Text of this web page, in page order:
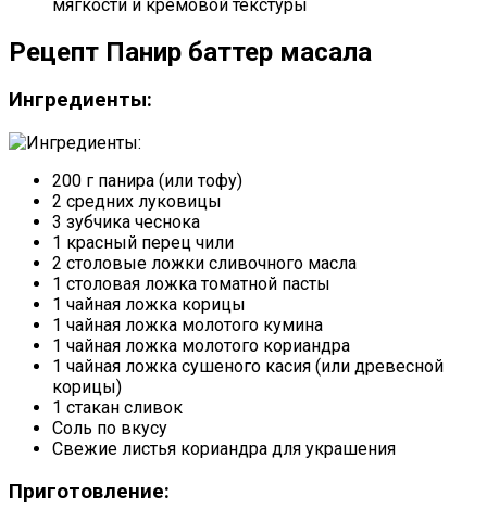
мягкости и кремовой текстуры
Рецепт Панир баттер масала
Ингредиенты:
200 г панира (или тофу)
2 средних луковицы
3 зубчика чеснока
1 красный перец чили
2 столовые ложки сливочного масла
1 столовая ложка томатной пасты
1 чайная ложка корицы
1 чайная ложка молотого кумина
1 чайная ложка молотого кориандра
1 чайная ложка сушеного касия (или древесной
корицы)
1 стакан сливок
Соль по вкусу
Свежие листья кориандра для украшения
Приготовление: